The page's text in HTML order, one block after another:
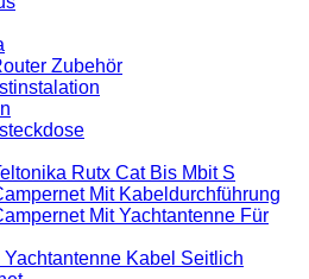
Zubehör
Rutx Cat Bis Mbit S
Mit Kabeldurchführung
Mit Yachtantenne Für
Yachtantenne Kabel Seitlich